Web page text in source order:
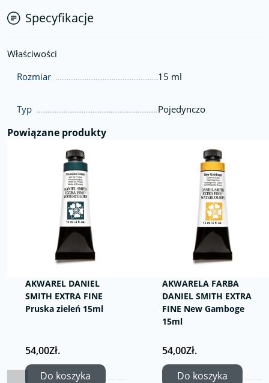
Specyfikacje
Właściwości
Rozmiar
15 ml
Typ Pojedynczo
Powiązane produkty
AKWAREL DANIEL
SMITH EXTRA FINE
Pruska zieleń 15ml
54,00Zł.
Do koszyka
AKWARELA FARBA
DANIEL SMITH EXTRA
FINE New Gamboge
15ml
54,00Zł.
Do koszyka